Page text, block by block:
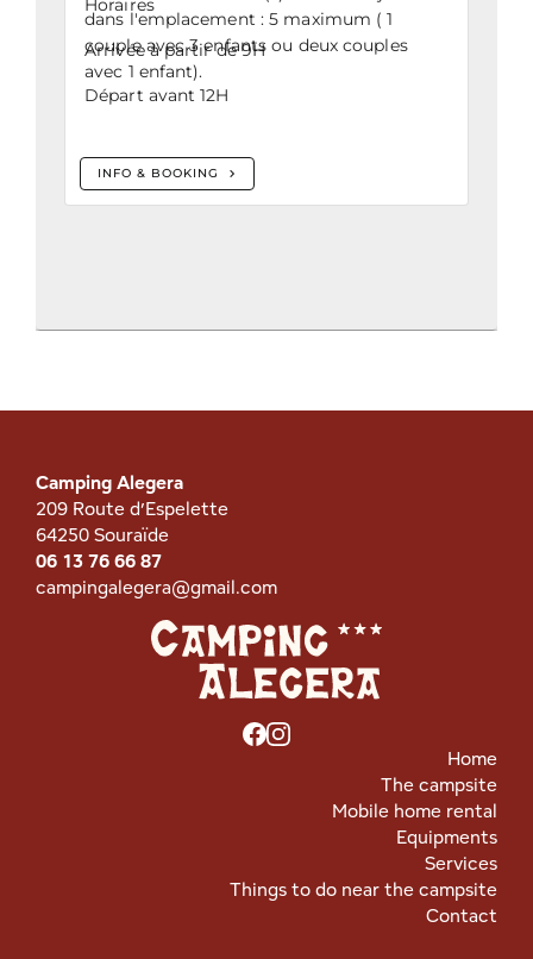
Camping Alegera
209 Route d’Espelette
64250 Souraïde
06 13 76 66 87
campingalegera@gmail.com
Home
The campsite
Mobile home rental
Equipments
Services
Things to do near the campsite
Contact